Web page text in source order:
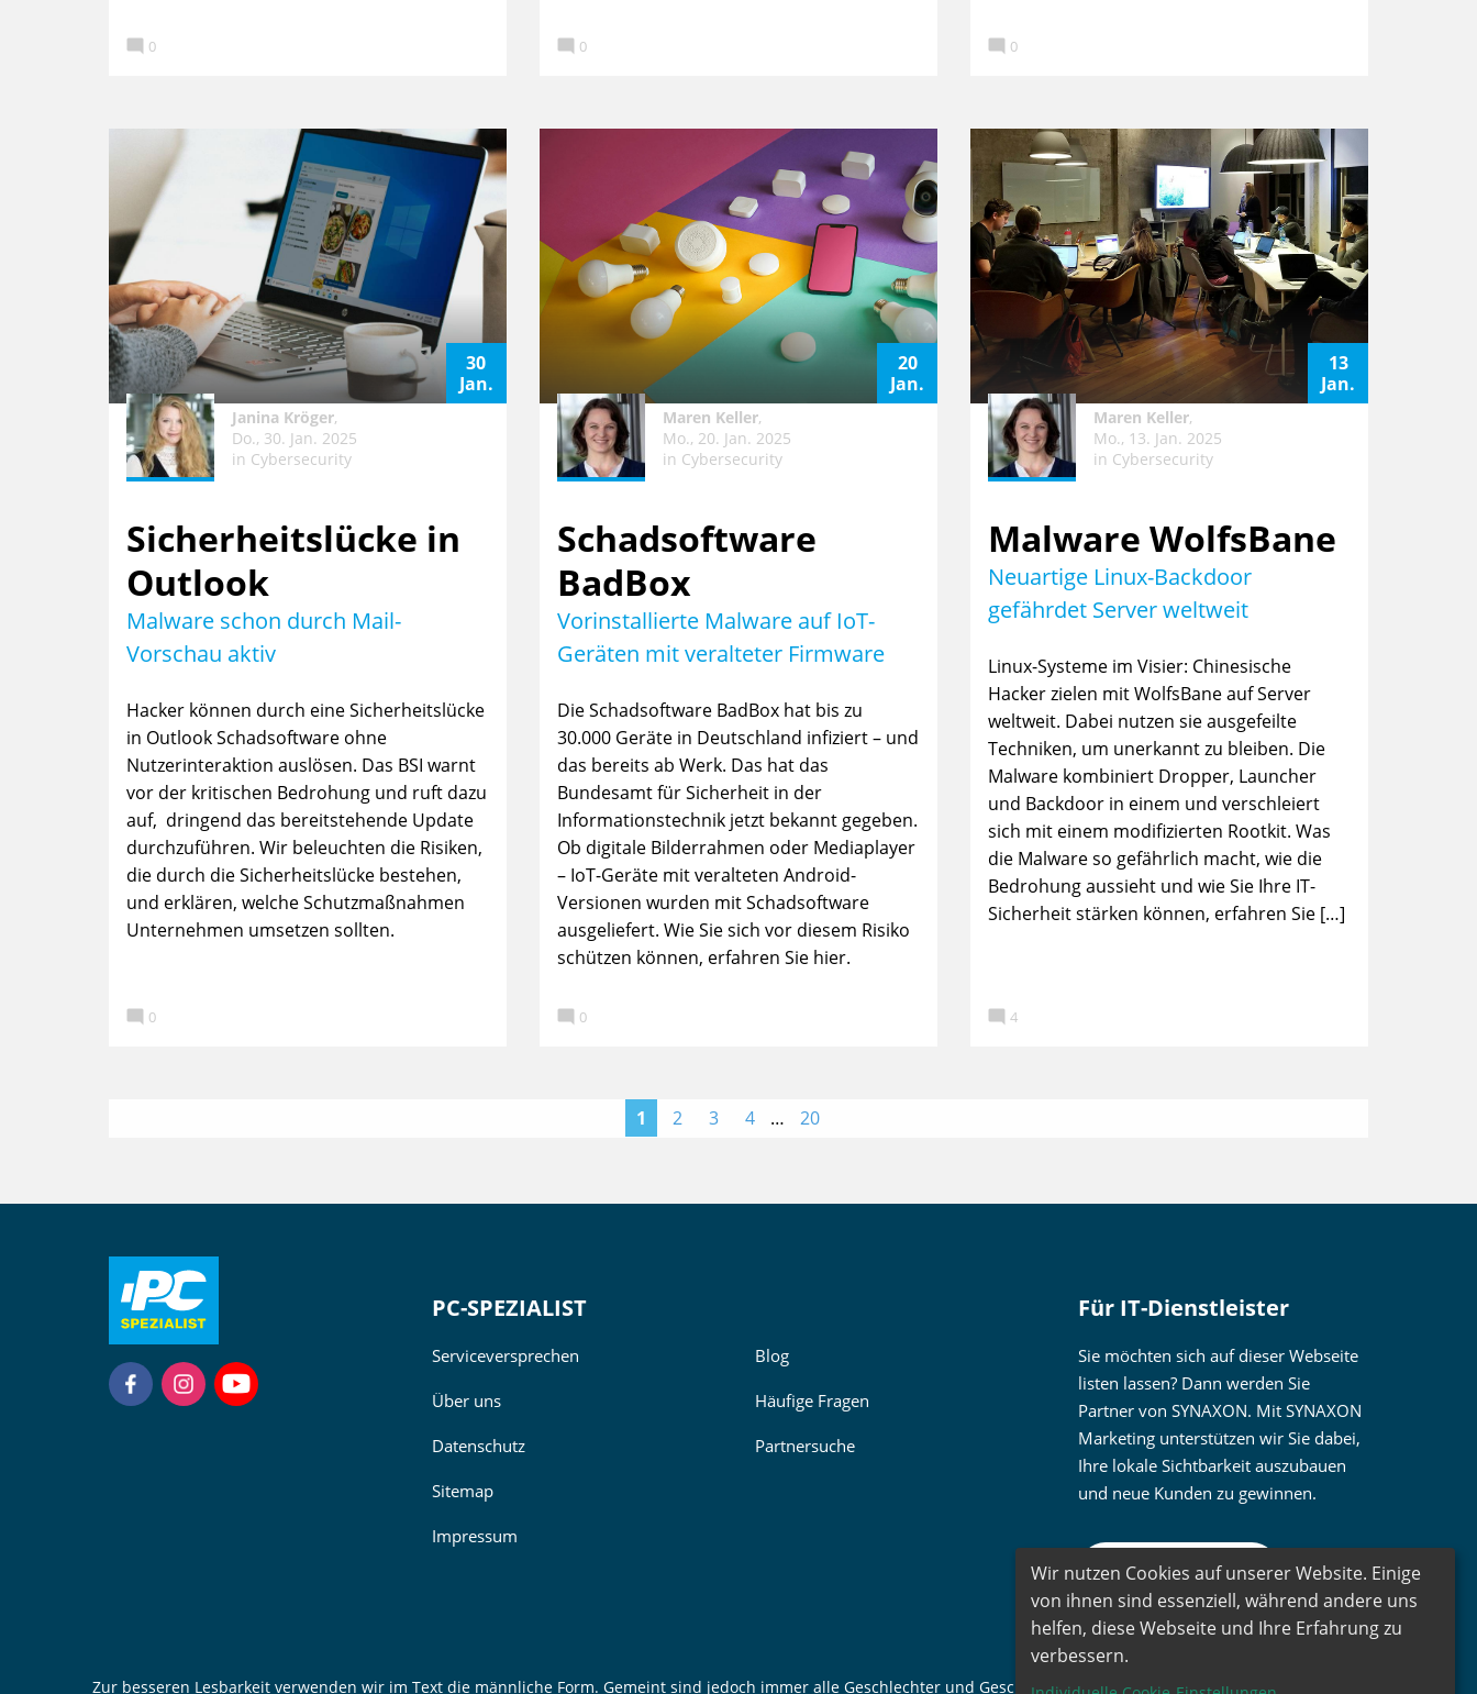
 0  0  0
30
Jan.
Janina Kröger,
Do., 30. Jan. 2025
in Cybersecurity
Sicherheitslücke in
Outlook
Malware schon durch Mail-
Vorschau aktiv
Hacker können durch eine Sicherheitslücke
in Outlook Schadsoftware ohne
Nutzerinteraktion auslösen. Das BSI warnt
vor der kritischen Bedrohung und ruft dazu
auf, dringend das bereitstehende Update
durchzuführen. Wir beleuchten die Risiken,
die durch die Sicherheitslücke bestehen,
und erklären, welche Schutzmaßnahmen
Unternehmen umsetzen sollten.
 0
20
Jan.
Maren Keller,
Mo., 20. Jan. 2025
in Cybersecurity
Schadsoftware
BadBox
Vorinstallierte Malware auf IoT-
Geräten mit veralteter Firmware
Die Schadsoftware BadBox hat bis zu
30.000 Geräte in Deutschland infiziert – und
das bereits ab Werk. Das hat das
Bundesamt für Sicherheit in der
Informationstechnik jetzt bekannt gegeben.
Ob digitale Bilderrahmen oder Mediaplayer
– IoT-Geräte mit veralteten Android-
Versionen wurden mit Schadsoftware
ausgeliefert. Wie Sie sich vor diesem Risiko
schützen können, erfahren Sie hier.
 0
13
Jan.
Maren Keller,
Mo., 13. Jan. 2025
in Cybersecurity
Malware WolfsBane
Neuartige Linux-Backdoor
gefährdet Server weltweit
Linux-Systeme im Visier: Chinesische
Hacker zielen mit WolfsBane auf Server
weltweit. Dabei nutzen sie ausgefeilte
Techniken, um unerkannt zu bleiben. Die
Malware kombiniert Dropper, Launcher
und Backdoor in einem und verschleiert
sich mit einem modifizierten Rootkit. Was
die Malware so gefährlich macht, wie die
Bedrohung aussieht und wie Sie Ihre IT-
Sicherheit stärken können, erfahren Sie […]
 4
1 2 3 4 … 20
PC-SPEZIALIST
Serviceversprechen
Über uns
Datenschutz
Sitemap
Impressum
Blog
Häufige Fragen
Partnersuche
Für IT-Dienstleister
Sie möchten sich auf dieser Webseite
listen lassen? Dann werden Sie
Partner von SYNAXON. Mit SYNAXON
Marketing unterstützen wir Sie dabei,
Ihre lokale Sichtbarkeit auszubauen
und neue Kunden zu gewinnen.
Mehr erfahren
Zur besseren Lesbarkeit verwenden wir im Text die männliche Form. Gemeint sind jedoch immer alle Geschlechter und Geschlechtsidentitäten.
Wir nutzen Cookies auf unserer Website. Einige
von ihnen sind essenziell, während andere uns
helfen, diese Webseite und Ihre Erfahrung zu
verbessern.